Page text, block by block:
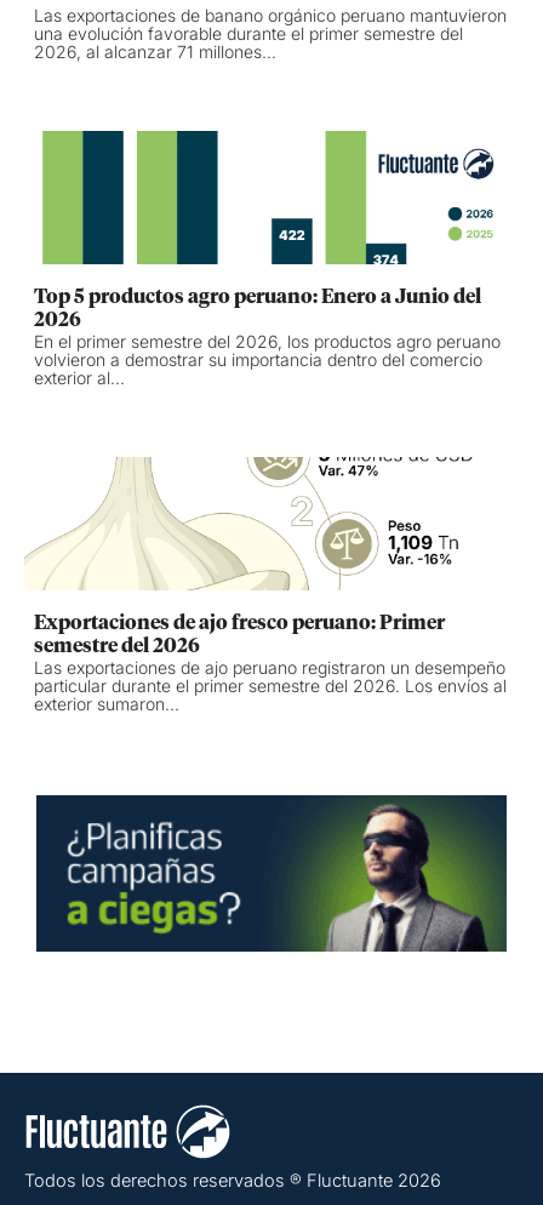
Las exportaciones de banano orgánico peruano mantuvieron
una evolución favorable durante el primer semestre del
2026, al alcanzar 71 millones...
Top 5 productos agro peruano: Enero a Junio del
2026
En el primer semestre del 2026, los productos agro peruano
volvieron a demostrar su importancia dentro del comercio
exterior al...
Exportaciones de ajo fresco peruano: Primer
semestre del 2026
Las exportaciones de ajo peruano registraron un desempeño
particular durante el primer semestre del 2026. Los envíos al
exterior sumaron...
Todos los derechos reservados ® Fluctuante 2026